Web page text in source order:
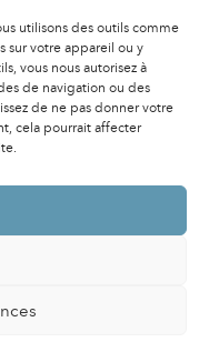
utilisons des outils comme
sur votre appareil ou y
vous nous autorisez à
de navigation ou des
de ne pas donner votre
cela pourrait affecter
ASSOCIATIONS
|
ESPACE PRESSE